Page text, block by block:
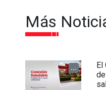
Más
...
El